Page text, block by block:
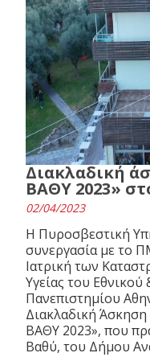
Διακλαδική
ΒΑΘΥ 2023»
02/04/2023
Η Πυροσβεστική
συνεργασία με το
Ιατρική των
Υγείας του
Πανεπιστημίου
Διακλαδική
ΒΑΘΥ 2023», που
Βαθύ, του Δήμου